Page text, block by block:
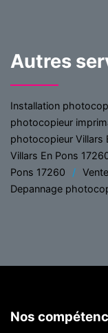
Autres
Installation
photocopieur
photocopieur Villars
Villars En Pons
Pons 17260
Depannage
Nos